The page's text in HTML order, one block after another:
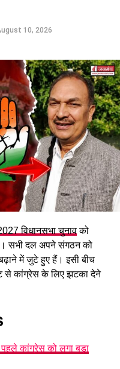
10, 2026
विधानसभा चुनावको
सभी दल अपने संगठन को
में जुटे हुए हैं। इसी बीच
से कांग्रेस के लिए झटका देने
कांग्रेस को लगा बड़ा